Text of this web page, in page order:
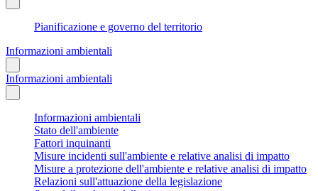
Pianificazione e governo del territorio
Informazioni ambientali
Informazioni ambientali
Informazioni ambientali
Stato dell'ambiente
Fattori inquinanti
Misure incidenti sull'ambiente e relative analisi di impatto
Misure a protezione dell'ambiente e relative analisi di impatto
Relazioni sull'attuazione della legislazione